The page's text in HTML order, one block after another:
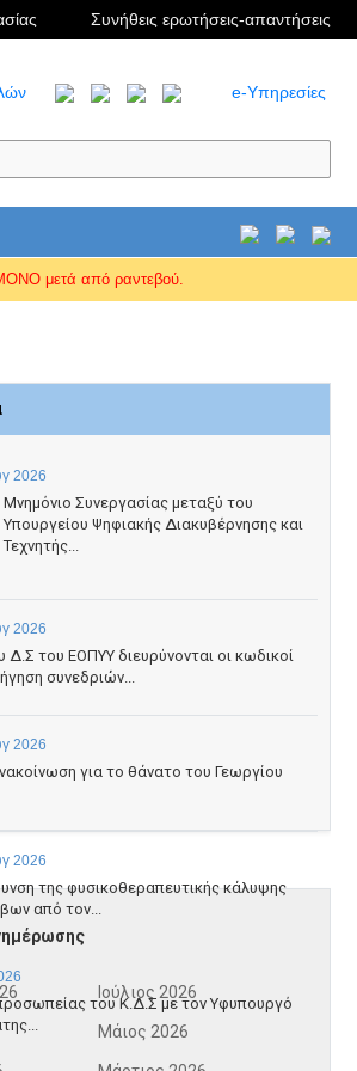
Συνήθεις ερωτήσεις-απαντήσεις
e-Υπηρεσίες
μετά από ραντεβού.
2026
Μνημόνιο Συνεργασίας μεταξύ του
Υπουργείου Ψηφιακής Διακυβέρνησης και
Τεχνητής...
2026
του ΕΟΠΥΥ διευρύνονται οι κωδικοί
συνεδριών...
2026
για το θάνατο του Γεωργίου
2026
της φυσικοθεραπευτικής κάλυψης
από τον...
του Κ.Δ.Σ με τον Υφυπουργό
Ιούλιος 2026
Μάιος 2026